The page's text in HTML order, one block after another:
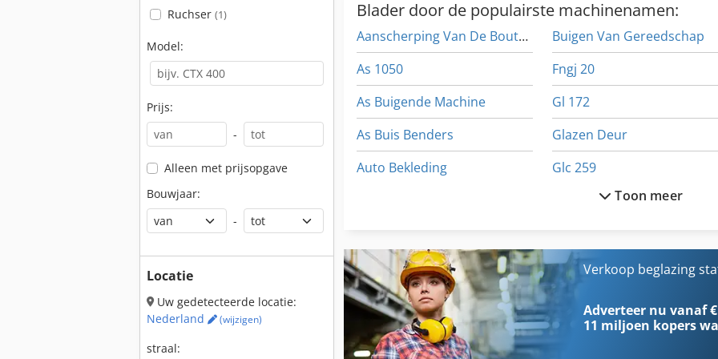
Ruchser (1)
Model:
Prijs:
-
Alleen met prijsopgave
Bouwjaar:
-
Locatie
Uw gedetecteerde locatie:
Nederland
(wijzigen)
straal:
Hiermee wordt het 'ratelen' van de ramen bij het schuiven
alle rollenlijsten van de RU-S2 geplaatst. Pos. 1.3: Art.nr.: 5056 EUR
1000x120 mm, 6 vakken, om in de rollenbaan te hangen -----
aanvraag! Af fabriek, exclusief verpakking en verzending, exclusief
(Technische gegevens volgens fabrikant – zonder garantie!)
Blader door de populairste machinenamen:
Aanscherping Van De Bouten
As 1050
As Buigende Machine
As Buis Benders
Auto Bekleding
Beugel-Met Schacht
Bevordering Van De Band
Buigen Van Gereedschap
Fngj 20
Gl 172
Glazen Deur
Glc 259
Ka 77
Toon meer
Verkoop beglazing
Adverteer nu vanaf
11 miljoen kopers